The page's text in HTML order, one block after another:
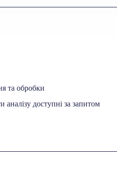
та обробки
аналізу доступні за запитом